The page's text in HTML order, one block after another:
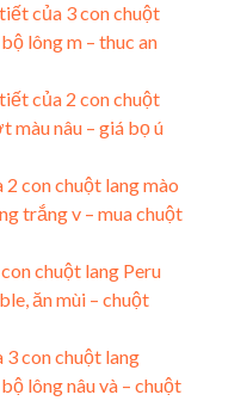
của 3 con chuột
lông m – thuc an
của 2 con chuột
màu nâu – giá bọ ú
con chuột lang mào
trắng v – mua chuột
chuột lang Peru
ăn mùi – chuột
3 con chuột lang
lông nâu và – chuột